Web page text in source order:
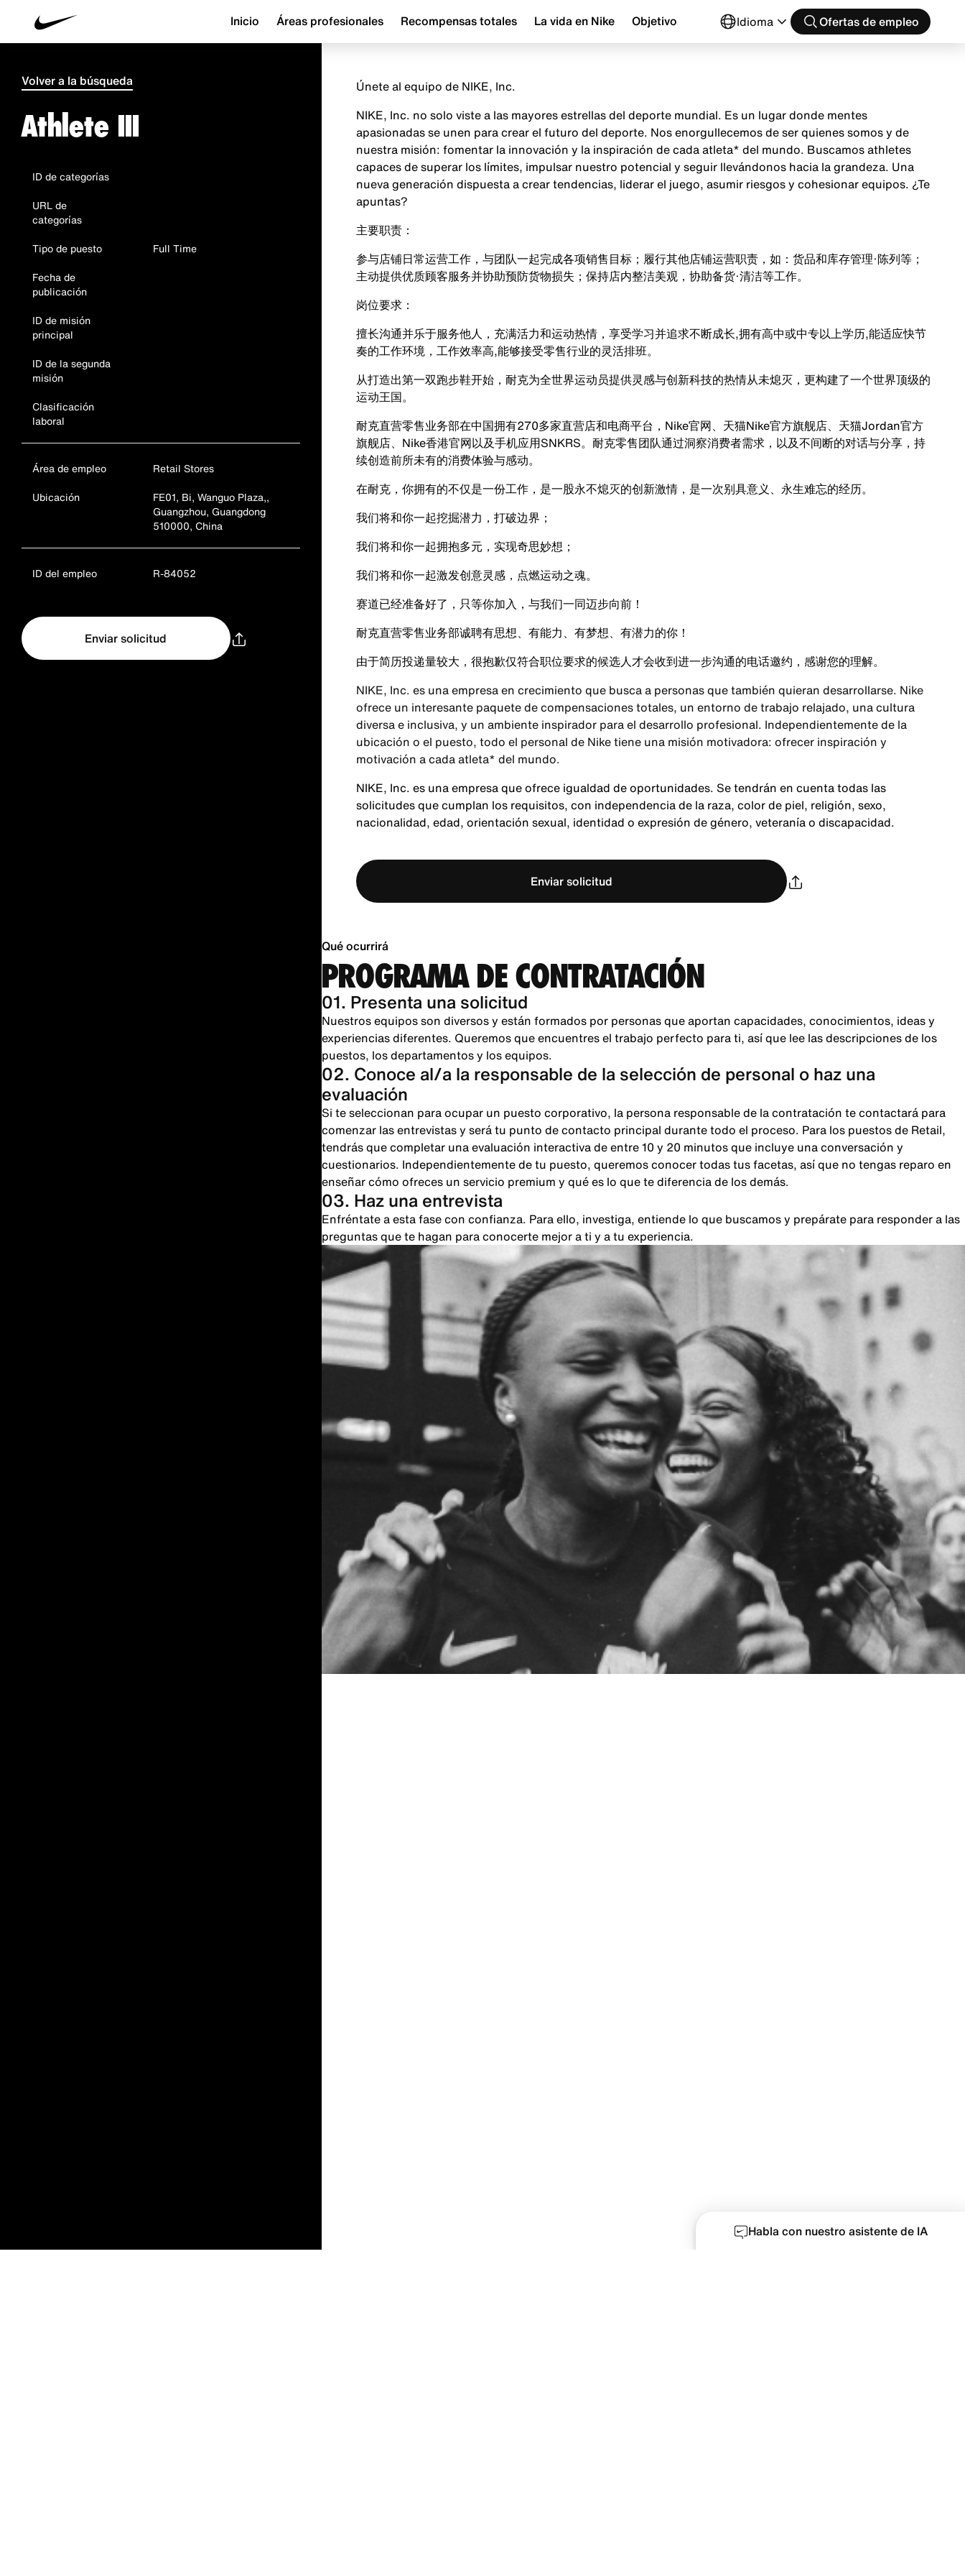
Inicio Áreas profesionales Recompensas totales La vida en Nike Objetivo Idioma Ofertas de empleo
Volver a la búsqueda
Athlete III
ID de categorías
URL de
categorías
Tipo de puesto
Full Time
Fecha de
publicación
ID de misión
principal
ID de la segunda
misión
Clasificación
laboral
Área de empleo
Retail Stores
Ubicación
FE01, Bi, Wanguo Plaza,,
Guangzhou, Guangdong
510000, China
ID del empleo R-84052
Enviar solicitud
Únete al equipo de NIKE, Inc.
NIKE, Inc. no solo viste a las mayores estrellas del deporte mundial. Es un lugar donde mentes
apasionadas se unen para crear el futuro del deporte. Nos enorgullecemos de ser quienes somos y de
nuestra misión: fomentar la innovación y la inspiración de cada atleta* del mundo. Buscamos athletes
capaces de superar los límites, impulsar nuestro potencial y seguir llevándonos hacia la grandeza. Una
nueva generación dispuesta a crear tendencias, liderar el juego, asumir riesgos y cohesionar equipos. ¿Te
apuntas?
主要职责：
参与店铺日常运营工作，与团队一起完成各项销售目标；履行其他店铺运营职责，如：货品和库存管理·陈列等；
主动提供优质顾客服务并协助预防货物损失；保持店内整洁美观，协助备货·清洁等工作。
岗位要求：
擅长沟通并乐于服务他人，充满活力和运动热情，享受学习并追求不断成长,拥有高中或中专以上学历,能适应快节
奏的工作环境，工作效率高,能够接受零售行业的灵活排班。
从打造出第一双跑步鞋开始，耐克为全世界运动员提供灵感与创新科技的热情从未熄灭，更构建了一个世界顶级的
运动王国。
耐克直营零售业务部在中国拥有270多家直营店和电商平台，Nike官网、天猫Nike官方旗舰店、天猫Jordan官方
旗舰店、Nike香港官网以及手机应用SNKRS。耐克零售团队通过洞察消费者需求，以及不间断的对话与分享，持
续创造前所未有的消费体验与感动。
在耐克，你拥有的不仅是一份工作，是一股永不熄灭的创新激情，是一次别具意义、永生难忘的经历。
我们将和你一起挖掘潜力，打破边界；
我们将和你一起拥抱多元，实现奇思妙想；
我们将和你一起激发创意灵感，点燃运动之魂。
赛道已经准备好了，只等你加入，与我们一同迈步向前！
耐克直营零售业务部诚聘有思想、有能力、有梦想、有潜力的你！
由于简历投递量较大，很抱歉仅符合职位要求的候选人才会收到进一步沟通的电话邀约，感谢您的理解。
NIKE, Inc. es una empresa en crecimiento que busca a personas que también quieran desarrollarse. Nike
ofrece un interesante paquete de compensaciones totales, un entorno de trabajo relajado, una cultura
diversa e inclusiva, y un ambiente inspirador para el desarrollo profesional. Independientemente de la
ubicación o el puesto, todo el personal de Nike tiene una misión motivadora: ofrecer inspiración y
motivación a cada atleta* del mundo.
NIKE, Inc. es una empresa que ofrece igualdad de oportunidades. Se tendrán en cuenta todas las
solicitudes que cumplan los requisitos, con independencia de la raza, color de piel, religión, sexo,
nacionalidad, edad, orientación sexual, identidad o expresión de género, veteranía o discapacidad.
Enviar solicitud
Qué ocurrirá
PROGRAMA DE CONTRATACIÓN
01. Presenta una solicitud
Nuestros equipos son diversos y están formados por personas que aportan capacidades, conocimientos, ideas y
experiencias diferentes. Queremos que encuentres el trabajo perfecto para ti, así que lee las descripciones de los
puestos, los departamentos y los equipos.
02. Conoce al/a la responsable de la selección de personal o haz una
evaluación
Si te seleccionan para ocupar un puesto corporativo, la persona responsable de la contratación te contactará para
comenzar las entrevistas y será tu punto de contacto principal durante todo el proceso. Para los puestos de Retail,
tendrás que completar una evaluación interactiva de entre 10 y 20 minutos que incluye una conversación y
cuestionarios. Independientemente de tu puesto, queremos conocer todas tus facetas, así que no tengas reparo en
enseñar cómo ofreces un servicio premium y qué es lo que te diferencia de los demás.
03. Haz una entrevista
Enfréntate a esta fase con confianza. Para ello, investiga, entiende lo que buscamos y prepárate para responder a las
preguntas que te hagan para conocerte mejor a ti y a tu experiencia.
Habla con nuestro asistente de IA